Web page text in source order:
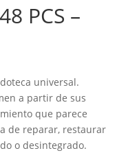
PCS –
universal.
a partir de sus
que parece
de reparar, restaurar
o desintegrado.